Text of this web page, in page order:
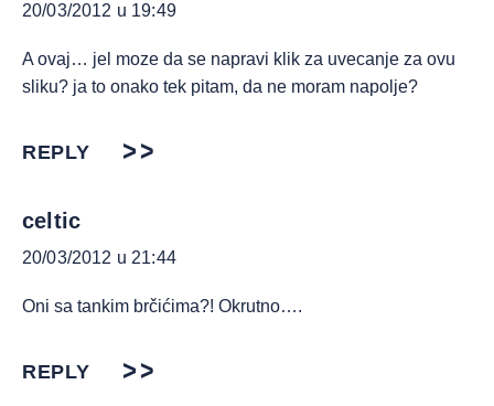
20/03/2012 u 19:49
A ovaj… jel moze da se napravi klik za uvecanje za ovu
sliku? ja to onako tek pitam, da ne moram napolje?
REPLY
celtic
20/03/2012 u 21:44
Oni sa tankim brčićima?! Okrutno….
REPLY